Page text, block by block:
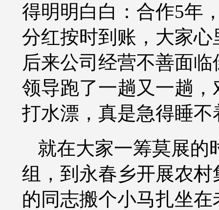
得明明白白：合作5年
分红按时到账，大家
后来公司经营不善面
领导跑了一趟又一趟，
打水漂，真是急得睡不
就在大家一筹莫展的
组，到永春乡开展农
的同志搬个小马扎坐